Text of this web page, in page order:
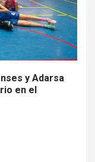
y Adarsa
en el